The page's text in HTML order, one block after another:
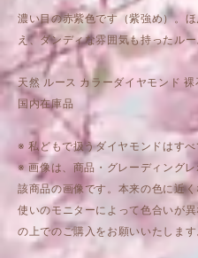
濃い目の赤紫色です（紫強め）。
え、ダンディな雰囲気も持ったルー
天然 ルース カラーダイヤモンド 裸
国内在庫品
※ 私どもで扱うダイヤモンドはすべ
※ 画像は、商品・グレーディング
該商品の画像です。本来の色に近
使いのモニターによって色合いが
の上でのご購入をお願いいたします